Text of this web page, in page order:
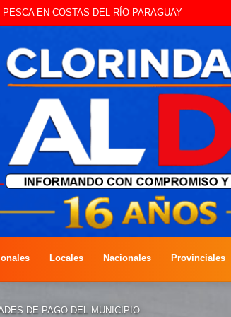
DÍA DEL NIÑO
Locales Nacionales Provinciales
DE PAGO DEL MUNICIPIO